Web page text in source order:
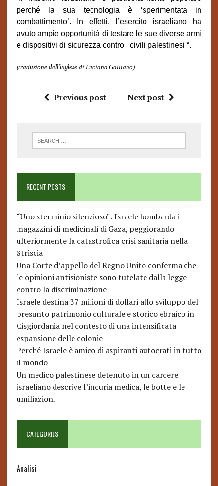
perché la sua tecnologia è ‘sperimentata in
combattimento’. In effetti, l’esercito israeliano ha
avuto ampie opportunità di testare le sue diverse armi
e dispositivi di sicurezza contro i civili palestinesi “.
(traduzione dall’inglesedi Luciana Galliano)
Previous post Next post
RECENT POSTS
“Uno sterminio silenzioso”: Israele bombarda i
magazzini di medicinali di Gaza, peggiorando
ulteriormente la catastrofica crisi sanitaria nella
Striscia
Una Corte d’appello del Regno Unito conferma che
le opinioni antisioniste sono tutelate dalla legge
contro la discriminazione
Israele destina 37 milioni di dollari allo sviluppo del
presunto patrimonio culturale e storico ebraico in
Cisgiordania nel contesto di una intensificata
espansione delle colonie
Perché Israele è amico di aspiranti autocrati in tutto
il mondo
Un medico palestinese detenuto in un carcere
israeliano descrive l’incuria medica, le botte e le
umiliazioni
CATEGORIES
Analisi